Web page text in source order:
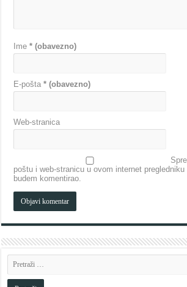
Ime* (obavezno)
E-pošta* (obavezno)
Web-stranica
poštu i web-stranicu u ovom internet
budem komentirao.